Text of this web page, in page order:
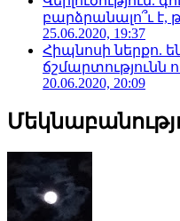
բարձրանալո՞ւ է,
25.06.2020, 19:37
Հիպնոսի ներքո.
ճշմարտությունն
20.06.2020, 20:09